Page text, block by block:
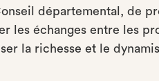
départemental, de
les échanges entre les
la richesse et le